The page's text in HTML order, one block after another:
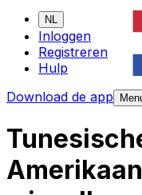
NL
Inloggen
Registreren
Hulp
Download de app